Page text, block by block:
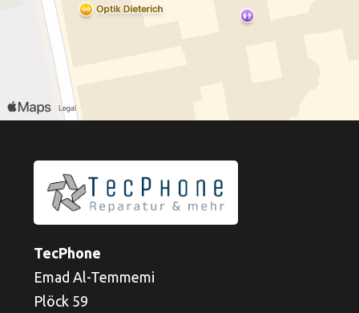
TecPhone
Emad Al-Temmemi
Plöck 59